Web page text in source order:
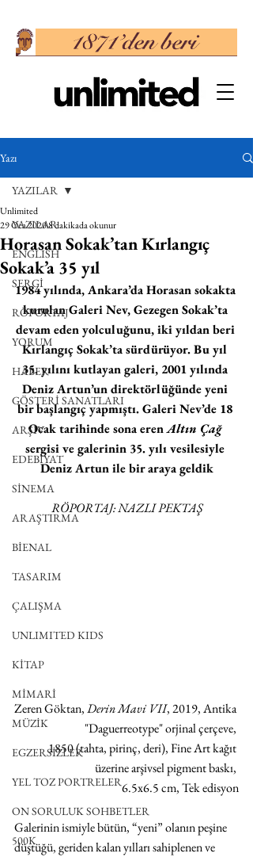
Yazı
YAZILAR
ENGLISH
SERGİ
RÖPORTAJ
YORUM
HABER
GÖSTERİ SANATLARI
ARŞİV
EDEBİYAT
SİNEMA
ARAŞTIRMA
BİENAL
TASARIM
ÇALIŞMA
UNLIMITED KIDS
KİTAP
MİMARİ
MÜZİK
EGZERSİZLER
YEL TOZ PORTRELER
ON SORULUK SOHBETLER
500K
YAZILAR
Horasan Sokak’tan Kırlangıç
Sokak’a 35 yıl
Unlimited
29 Oca 20208 dakikada okunur
1984 yılında, Ankara’da Horasan sokakta
kurulan Galeri Nev, Gezegen Sokak’ta
devam eden yolculuğunu, iki yıldan beri
Kırlangıç Sokak’ta sürdürüyor. Bu yıl
35. yılını kutlayan galeri, 2001 yılında
Deniz Artun’un direktörlüğünde yeni
bir başlangıç yapmıştı. Galeri Nev’de 18
Ocak tarihinde sona eren Altın Çağ
sergisi ve galerinin 35. yılı vesilesiyle
Deniz Artun ile bir araya geldik
RÖPORTAJ: NAZLI PEKTAŞ
Zeren Göktan, Derin Mavi VII, 2019, Antika
"Daguerreotype" orjinal çerçeve,
1850 (tahta, pirinç, deri), Fine Art kağıt
üzerine arşivsel pigment baskı,
6.5x6.5 cm, Tek edisyon
Galerinin ismiyle bütün, “yeni” olanın peşine
düştüğü, geriden kalan yılları sahiplenen ve